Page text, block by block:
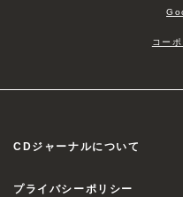
コー
CDジャーナルについて
プライバシーポリシー